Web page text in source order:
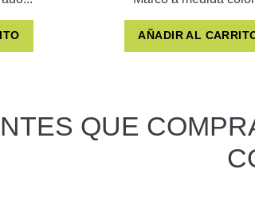
AÑADIR AL
QUE